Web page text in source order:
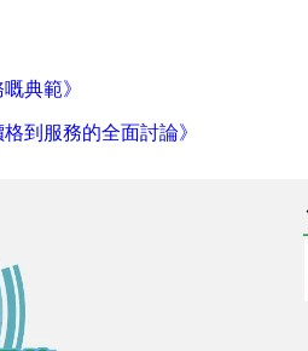
典範》
到服務的全面討論》